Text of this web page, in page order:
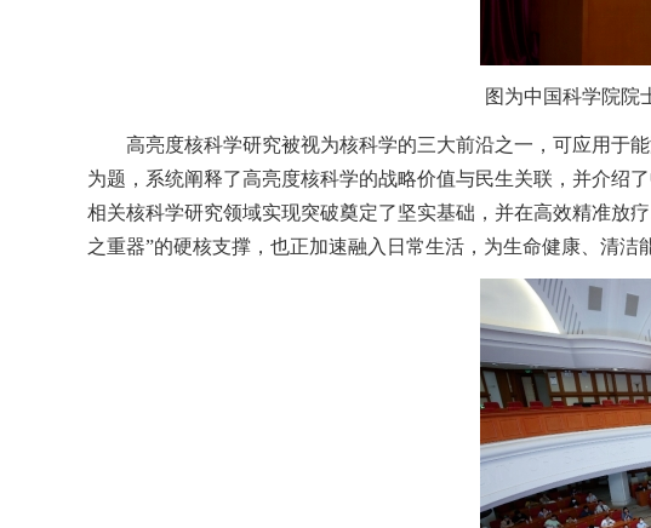
图为中国科学院院
高亮度核科学研究被视为核科学的三大前沿之一，可应用于
为题，系统阐释了高亮度核科学的战略价值与民生关联，并介绍
相关核科学研究领域实现突破奠定了坚实基础，并在高效精准放
之重器”的硬核支撑，也正加速融入日常生活，为生命健康、清洁